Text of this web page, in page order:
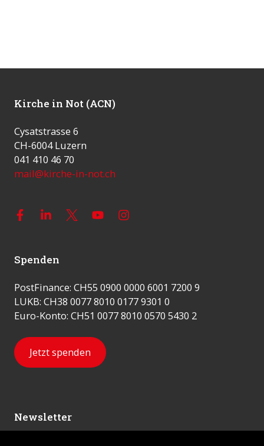
Kirche in Not (ACN)
Cysatstrasse 6
CH-6004 Luzern
041 410 46 70
mail@kirche-in-not.ch
Spenden
PostFinance: CH55 0900 0000 6001 7200 9
LUKB: CH38 0077 8010 0177 9301 0
Euro-Konto: CH51 0077 8010 0570 5430 2
Jetzt spenden
Newsletter